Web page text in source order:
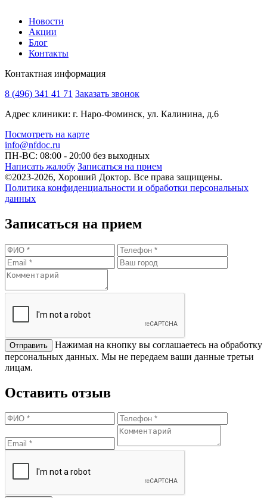
Новости
Акции
Блог
Контакты
Контактная информация
8 (496) 341 41 71 Заказать звонок
Адрес клиники: г. Наро-Фоминск, ул. Калинина, д.6
Посмотреть на карте
info@nfdoc.ru
ПН-ВС: 08:00 - 20:00 без выходных
Написать жалобу Записаться на прием
©2023-2026, Хороший Доктор. Все права защищены.
Политика конфиденциальности и обработки персональных
данных
Записаться на прием
Нажимая на кнопку вы соглашаетесь на обработку
персональных данных. Мы не передаем ваши данные третьи
лицам.
Оставить отзыв